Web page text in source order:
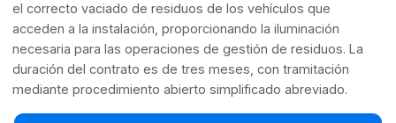
el correcto vaciado de residuos de los vehículos que
acceden a la instalación, proporcionando la iluminación
necesaria para las operaciones de gestión de residuos. La
duración del contrato es de tres meses, con tramitación
mediante procedimiento abierto simplificado abreviado.